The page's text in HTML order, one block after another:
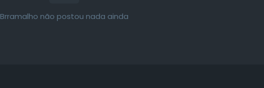
Brramalho não postou nada ainda